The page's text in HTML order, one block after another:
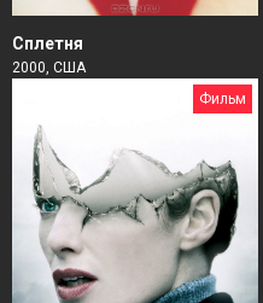
Сплетня
2000, США
Фильм